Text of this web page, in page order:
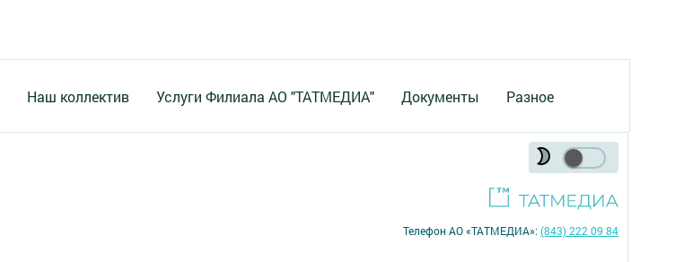
Наш коллектив Услуги Филиала АО "ТАТМЕДИА" Документы Разное
Телефон АО «ТАТМЕДИА»:(843) 222 09 84